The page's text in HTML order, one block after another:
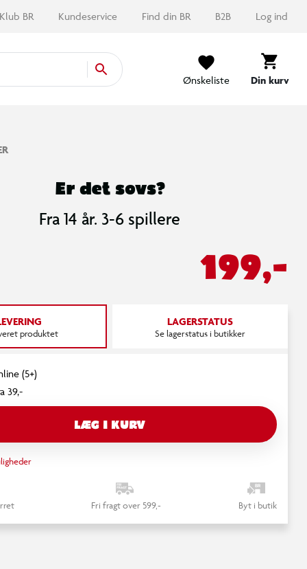
Klub BR Kundeservice Find din BR B2B Log ind
Ønskeliste Din kurv
Er det sovs?
Fra 14 år. 3-6 spillere
199,-
produktet
LAGERSTATUS
Se lagerstatus i butikker
(5+)
39,-
LÆG I KURV
Fri fragt over 599,- Byt i butik